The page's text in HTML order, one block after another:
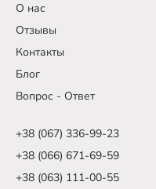
О нас
Отзывы
Контакты
Блог
Вопрос - Ответ
+38 (067) 336-99-23
+38 (066) 671-69-59
+38 (063) 111-00-55